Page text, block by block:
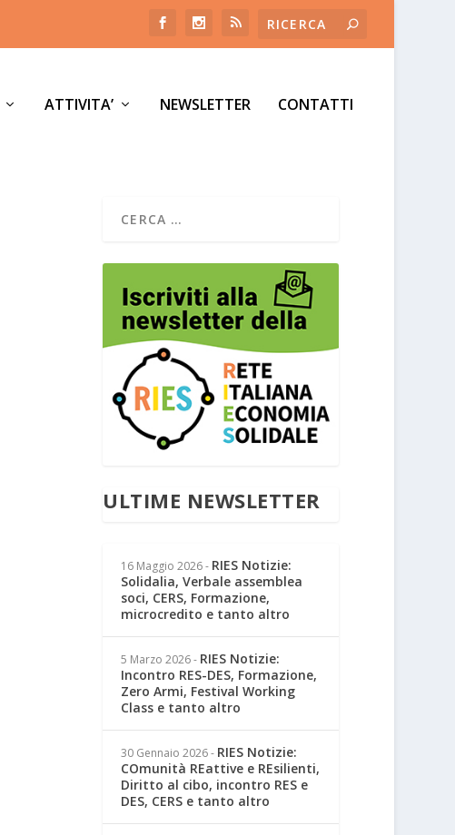
ATTIVITA’ NEWSLETTER CONTATTI
ULTIME NEWSLETTER
16 Maggio 2026- RIES Notizie:
Solidalia, Verbale assemblea
soci, CERS, Formazione,
microcredito e tanto altro
5 Marzo 2026- RIES Notizie:
Incontro RES-DES, Formazione,
Zero Armi, Festival Working
Class e tanto altro
30 Gennaio 2026- RIES Notizie:
COmunità REattive e REsilienti,
Diritto al cibo, incontro RES e
DES, CERS e tanto altro